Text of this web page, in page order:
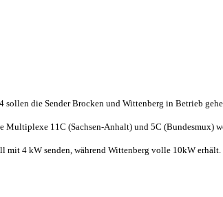
sollen die Sender Brocken und Wittenberg in Betrieb
Multiplexe 11C (Sachsen-Anhalt) und 5C (Bundesmux)
mit 4 kW senden, während Wittenberg volle 10kW erhält.